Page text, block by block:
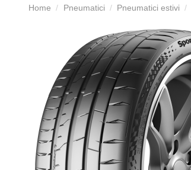
Home Pneumatici Pneumatici estivi